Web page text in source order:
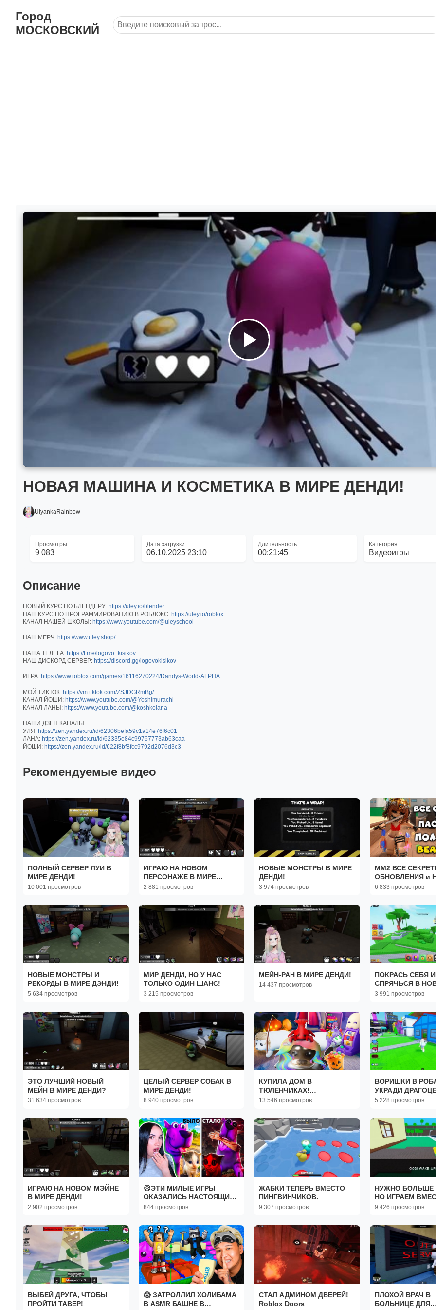
Город
МОСКОВСКИЙ
НОВАЯ МАШИНА И КОСМЕТИКА В МИРЕ ДЕНДИ!
UlyankaRainbow
Просмотры:
9 083
Дата загрузки:
06.10.2025 23:10
Длительность:
00:21:45
Категория:
Видеоигры
Описание
НОВЫЙ КУРС ПО БЛЕНДЕРУ: https://uley.io/blender
НАШ КУРС ПО ПРОГРАММИРОВАНИЮ В РОБЛОКС: https://uley.io/roblox
КАНАЛ НАШЕЙ ШКОЛЫ: https://www.youtube.com/@uleyschool
НАШ МЕРЧ: https://www.uley.shop/
НАША ТЕЛЕГА: https://t.me/logovo_kisikov
НАШ ДИСКОРД СЕРВЕР: https://discord.gg/logovokisikov
ИГРА: https://www.roblox.com/games/16116270224/Dandys-World-ALPHA
МОЙ ТИКТОК: https://vm.tiktok.com/ZSJDGRmBg/
КАНАЛ ЙОШИ: https://www.youtube.com/@Yoshimurachi
КАНАЛ ЛАНЫ: https://www.youtube.com/@koshkolana
НАШИ ДЗЕН КАНАЛЫ:
УЛЯ: https://zen.yandex.ru/id/62306befa59c1a14e76f6c01
ЛАНА: https://zen.yandex.ru/id/62335e84c99767773ab63caa
ЙОШИ: https://zen.yandex.ru/id/622f8bf8fcc9792d2076d3c3
Рекомендуемые видео
ПОЛНЫЙ СЕРВЕР ЛУИ В
МИРЕ ДЕНДИ!
10 001 просмотров
ИГРАЮ НА НОВОМ
ПЕРСОНАЖЕ В МИРЕ
ДЕНДИ!
2 881 просмотров
НОВЫЕ МОНСТРЫ В МИРЕ
ДЕНДИ!
3 974 просмотров
MM2 ВСЕ
ОБНОВЛЕНИЯ и
BEACH СЕТ в
6 833 просмотров
НОВЫЕ МОНСТРЫ И
РЕКОРДЫ В МИРЕ ДЭНДИ!
5 634 просмотров
МИР ДЕНДИ, НО У НАС
ТОЛЬКО ОДИН ШАНС!
3 215 просмотров
МЕЙН-РАН В МИРЕ ДЕНДИ!
14 437 просмотров
ПОКРАСЬ СЕБЯ И
СПРЯЧЬСЯ В
ПРЯТКАХ!
3 991 просмотров
ЭТО ЛУЧШИЙ НОВЫЙ
МЕЙН В МИРЕ ДЕНДИ?
31 634 просмотров
ЦЕЛЫЙ СЕРВЕР СОБАК В
МИРЕ ДЕНДИ!
8 940 просмотров
КУПИЛА ДОМ В
ТЮЛЕНЧИКАХ!
ХЭЛЛОУИНСКОЕ
13 546 просмотров
ВОРИШКИ В
УКРАДИ
У НПС!
5 228 просмотров
ИГРАЮ НА НОВОМ МЭЙНЕ
В МИРЕ ДЕНДИ!
2 902 просмотров
😥ЭТИ МИЛЫЕ ИГРЫ
ОКАЗАЛИСЬ НАСТОЯЩИМ
ХОРРОРОМ... – Вилли
844 просмотров
ЖАБКИ ТЕПЕРЬ ВМЕСТО
ПИНГВИНЧИКОВ.
9 307 просмотров
НУЖНО БОЛЬШЕ
НО ИГРАЕМ
КОНЦОВКИ Need
9 426 просмотров
ВЫБЕЙ ДРУГА, ЧТОБЫ
ПРОЙТИ ТАВЕР!
😱 ЗАТРОЛЛИЛ ХОЛИБАМА
В ASMR БАШНЕ В
СТАЛ АДМИНОМ ДВЕРЕЙ!
Roblox Doors
ПЛОХОЙ ВРАЧ В
БОЛЬНИЦЕ ДЛЯ